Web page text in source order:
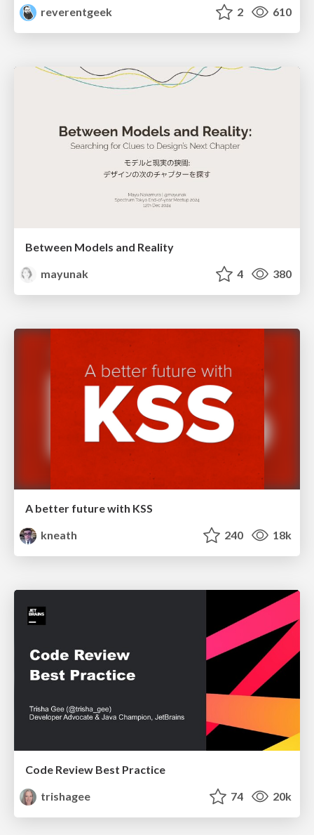
reverentgeek
2 610
Between Models and Reality
mayunak
4 380
A better future with KSS
kneath
240 18k
Code Review Best Practice
trishagee
74 20k